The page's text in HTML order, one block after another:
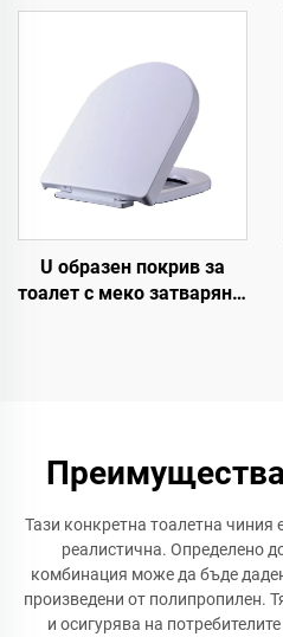
седалки за тоалет
U образен покрив за
тоалет с меко затваряне,
Тази конкретна тоалетна чиния
реалистична. Определено
комбинация може да бъде
произведени от полипропилен.
и осигурява на